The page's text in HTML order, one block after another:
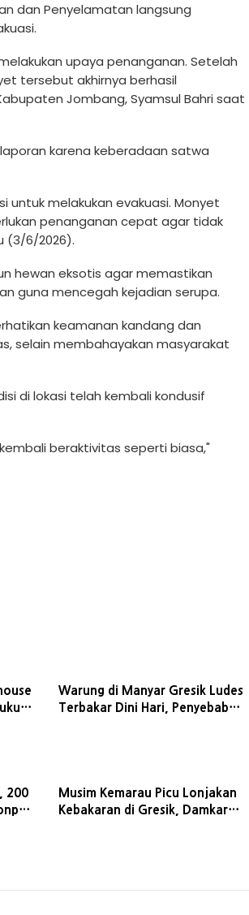
dan Penyelamatan langsung
upaya penanganan. Setelah
tersebut akhirnya berhasil
Jombang, Syamsul Bahri saat
karena keberadaan satwa
untuk melakukan evakuasi. Monyet
penanganan cepat agar tidak
(3/6/2026).
hewan eksotis agar memastikan
guna mencegah kejadian serupa.
keamanan kandang dan
selain membahayakan masyarakat
di lokasi telah kembali kondusif
beraktivitas seperti biasa,"
Warung di Manyar Gresik Ludes
Terbakar Dini Hari, Penyebab
200
Musim Kemarau Picu Lonjakan
Kebakaran di Gresik, Damkar